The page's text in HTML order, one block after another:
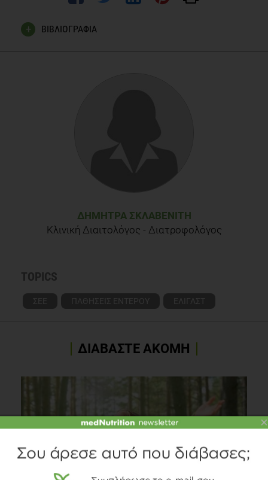
ΒΙΒΛΙΟΓΡΑΦΙΑ
ΔΉΜΗΤΡΑ ΣΚΛΑΒΕΝΊΤΗ
Κλινική Διαιτολόγος - Διατροφολόγος
TOPICS
ΣΕΕ ΠΑΘΗΣΕΙΣ ΕΝΤΕΡΟΥ ΕΛΙΓΑΣΤ
ΔΙΑΒΑΣΤΕ ΑΚΟΜΗ
×